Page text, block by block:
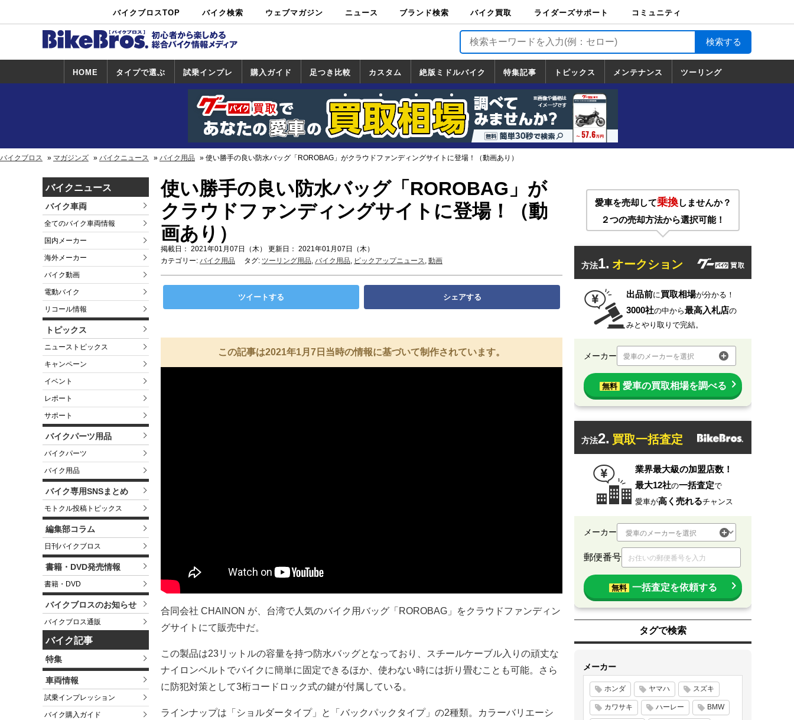
バイクブロスTOP バイク検索
中古バイ
ク・新車検
カタログ検
索
ショップ検
索
ウェブマガジン ニュース ブランド検索 バイク買取
バイク買取
ライダーズサポート
ライダーズサポート
TOP
バイク輸送
バイクガレージライ
フ
バイク車両保険
ロードサービス
バイク試乗
コミュニティ
HOME タイプで選ぶ 試乗インプレ
試乗インプレ
一覧
ホンダ
ヤマハ
スズキ
カワサキ
ハーレー
BMW
トライアンフ
ドゥカティ
購入ガイド
一覧
足つき比較 カスタム
カスタム
一覧
ホンダ
ヤマハ
スズキ
カワサキ
絶版ミドルバイク
絶版ミドルバイク
一覧
ホンダ
ヤマハ
スズキ
カワサキ
特集記事 トピックス
トピックス
一覧
ホンダ
ヤマハ
スズキ
カワサキ
ハーレーダ
ビッドソン
BMW
ドゥカティ
トライアン
フ
メンテナンス ツーリング
道の駅調査隊
ツーリング情報局
日本の道50選
国道めぐり
林道ツーリング
バイクブロス マガジンズ バイクニュース バイク用品 使い勝手の良い防水バッグ「ROROBAG」がクラウドファンディングサイトに登場！（動画あり）
バイクニュース
バイク車両
全てのバイク車両情報
国内メーカー
海外メーカー
バイク動画
電動バイク
リコール情報
トピックス
ニューストピックス
キャンペーン
イベント
レポート
サポート
バイクパーツ用品
バイクパーツ
バイク用品
バイク専用SNSまとめ
モトクル投稿トピックス
編集部コラム
日刊バイクブロス
書籍・DVD発売情報
書籍・DVD
バイクブロスのお知らせ
バイクブロス通販
バイク記事
特集
車両情報
試乗インプレッション
バイク購入ガイド
使い勝手の良い防水バッグ「ROROBAG」が
クラウドファンディングサイトに登場！（動
画あり）
掲載日： 2021年01月07日（木） 更新日： 2021年01月07日（木）
カテゴリー: バイク用品 タグ: ツーリング用品, バイク用品, ピックアップニュース, 動画
ツイートする シェアする
この記事は2021年1月7日当時の情報に基づいて制作されています。
合同会社 CHAINON が、台湾で人気のバイク用バッグ「ROROBAG」をクラウドファンディン
グサイトにて販売中だ。
この製品は23リットルの容量を持つ防水バッグとなっており、スチールケーブル入りの頑丈な
ナイロンベルトでバイクに簡単に固定できるほか、使わない時には折り畳むことも可能。さら
に防犯対策として3桁コードロック式の鍵が付属している。
ラインナップは「ショルダータイプ」と「バックパックタイプ」の2種類。カラーバリエーシ
愛車を売却して乗換しませんか？
２つの売却方法から選択可能！
方法1. オークション
出品前に買取相場が分かる！
3000社の中から最高入札店の
みとやり取りで完結。
メーカー 愛車のメーカーを選択
無料 愛車の買取相場を調べる
方法2. 買取一括査定
業界最大級の加盟店数！
最大12社の一括査定で
愛車が高く売れるチャンス
メーカー
郵便番号
無料 一括査定を依頼する
タグで検索
メーカー
ホンダ ヤマハ スズキ
カワサキ ハーレー BMW